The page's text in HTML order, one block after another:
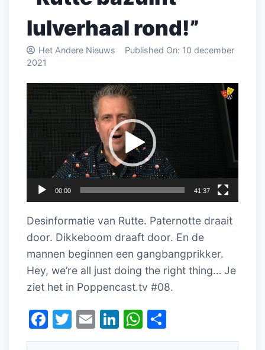
lulverhaal rond!”
Het Andere Nieuws Published On: 10 december
2021
Videospeler
00:00 41:37
Desinformatie van Rutte. Paternotte draait
door. Dikkeboom draaft door. En de
mannen beginnen een gangbangprikker.
Hey, we’re all just doing the right thing… Je
ziet het in Poppencast.tv #08.
F
a
T
w
E
m
Li
n
W
h el